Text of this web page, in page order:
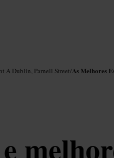
A Dublin, Parnell Street/As Melhores